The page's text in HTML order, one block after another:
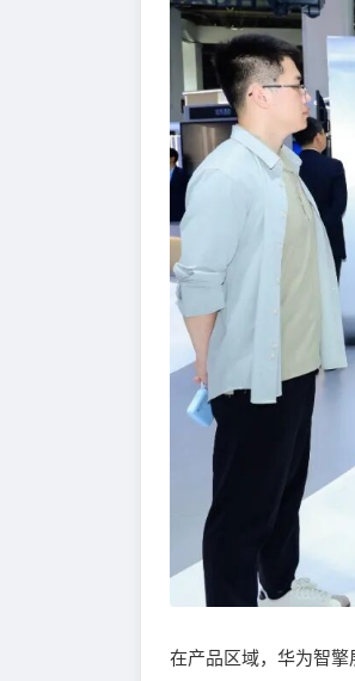
在产品区域，华为智擎